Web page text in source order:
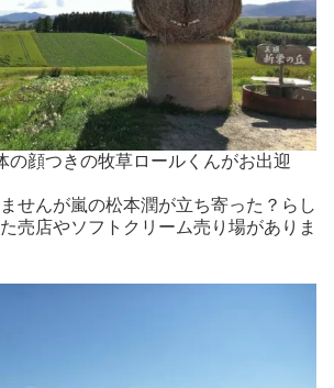
顔つきの牧草ロールくんがお出迎
せんが嵐の松本潤が立ち寄った？らし
売店やソフトクリーム売り場がありま